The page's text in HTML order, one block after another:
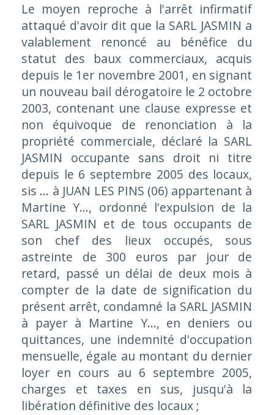
Le moyen reproche à l'arrêt infirmatif
attaqué d'avoir dit que la SARL JASMIN a
valablement renoncé au bénéfice du
statut des baux commerciaux, acquis
depuis le 1er novembre 2001, en signant
un nouveau bail dérogatoire le 2 octobre
2003, contenant une clause expresse et
non équivoque de renonciation à la
propriété commerciale, déclaré la SARL
JASMIN occupante sans droit ni titre
depuis le 6 septembre 2005 des locaux,
sis ... à JUAN LES PINS (06) appartenant à
Martine Y..., ordonné l'expulsion de la
SARL JASMIN et de tous occupants de
son chef des lieux occupés, sous
astreinte de 300 euros par jour de
retard, passé un délai de deux mois à
compter de la date de signification du
présent arrêt, condamné la SARL JASMIN
à payer à Martine Y..., en deniers ou
quittances, une indemnité d'occupation
mensuelle, égale au montant du dernier
loyer en cours au 6 septembre 2005,
charges et taxes en sus, jusqu'à la
libération définitive des locaux ;